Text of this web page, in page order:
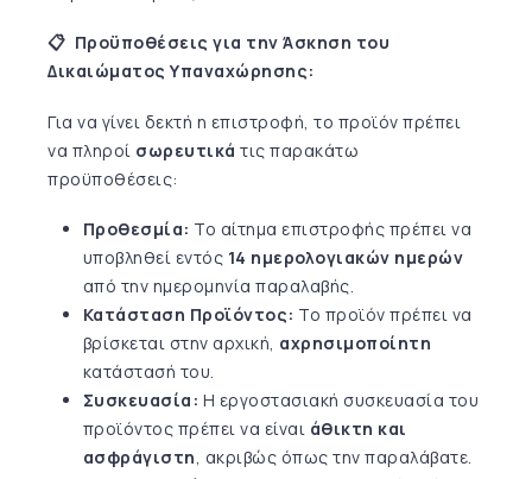
📋 Προϋποθέσεις για την Άσκηση του
Δικαιώματος Υπαναχώρησης:
Για να γίνει δεκτή η επιστροφή, το προϊόν πρέπει
να πληροί σωρευτικά τις παρακάτω
προϋποθέσεις:
Προθεσμία: Το αίτημα επιστροφής πρέπει να
υποβληθεί εντός 14 ημερολογιακών ημερών
από την ημερομηνία παραλαβής.
Κατάσταση Προϊόντος: Το προϊόν πρέπει να
βρίσκεται στην αρχική, αχρησιμοποίητη
κατάστασή του.
Συσκευασία: Η εργοστασιακή συσκευασία του
προϊόντος πρέπει να είναι άθικτη και
ασφράγιστη, ακριβώς όπως την παραλάβατε.